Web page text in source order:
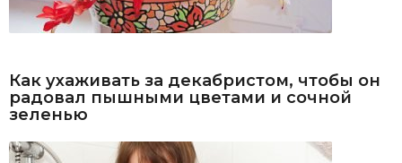
Как ухаживать за декабристом, чтобы он
радовал пышными цветами и сочной
зеленью